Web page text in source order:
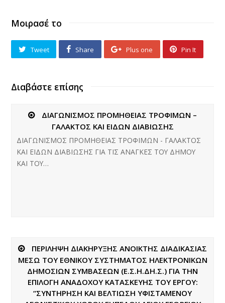
Μοιρασέ το
Tweet Share Plus one Pin It
Διαβάστε επίσης
ΔΙΑΓΩΝΙΣΜΟΣ ΠΡΟΜΗΘΕΙΑΣ ΤΡΟΦΙΜΩΝ –
ΓΑΛΑΚΤΟΣ ΚΑΙ ΕΙΔΩΝ ΔΙΑΒΙΩΣΗΣ
ΔΙΑΓΩΝΙΣΜΟΣ ΠΡΟΜΗΘΕΙΑΣ ΤΡΟΦΙΜΩΝ - ΓΑΛΑΚΤΟΣ
ΚΑΙ ΕΙΔΩΝ ΔΙΑΒΙΩΣΗΣ ΓΙΑ ΤΙΣ ΑΝΑΓΚΕΣ ΤΟΥ ΔΗΜΟΥ
ΚΑΙ ΤΟΥ…
ΠΕΡΙΛΗΨΗ ΔΙΑΚΗΡΥΞΗΣ ΑΝΟΙΚΤΗΣ ΔΙΑΔΙΚΑΣΙΑΣ
ΜΕΣΩ ΤΟΥ ΕΘΝΙΚΟΥ ΣΥΣΤΗΜΑΤΟΣ ΗΛΕΚΤΡΟΝΙΚΩΝ
ΔΗΜΟΣΙΩΝ ΣΥΜΒΑΣΕΩΝ (Ε.Σ.Η.ΔΗ.Σ.) ΓΙΑ ΤΗΝ
ΕΠΙΛΟΓΗ ΑΝΑΔΟΧΟΥ ΚΑΤΑΣΚΕΥΗΣ ΤΟΥ ΕΡΓΟΥ:
“ΣΥΝΤΗΡΗΣΗ ΚΑΙ ΒΕΛΤΙΩΣΗ ΥΦΙΣΤΑΜΕΝΟΥ